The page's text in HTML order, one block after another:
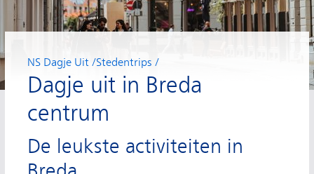
NS Dagje Uit Stedentrips
Dagje uit in Breda
centrum
De leukste activiteiten in